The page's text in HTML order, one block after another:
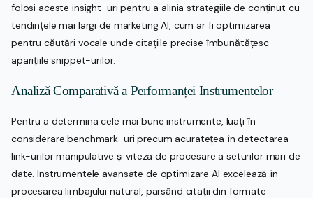
folosi aceste insight-uri pentru a alinia strategiile de conținut cu
tendințele mai largi de marketing AI, cum ar fi optimizarea
pentru căutări vocale unde citațiile precise îmbunătățesc
aparițiile snippet-urilor.
Analiză Comparativă a Performanței Instrumentelor
Pentru a determina cele mai bune instrumente, luați în
considerare benchmark-uri precum acuratețea în detectarea
link-urilor manipulative și viteza de procesare a seturilor mari de
date. Instrumentele avansate de optimizare AI excelează în
procesarea limbajului natural, parsând citații din formate